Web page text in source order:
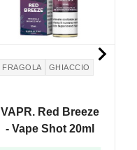
FRAGOLA GHIACCIO
VAPR. Red Breeze
- Vape Shot 20ml
